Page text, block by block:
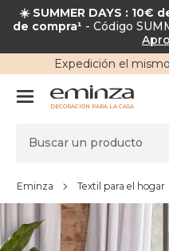
☀️ SUMMER DAYS :
de compra¹ - Código
Expedición el
DECORACIÓN PARA LA CASA
Eminza Textil para el hogar